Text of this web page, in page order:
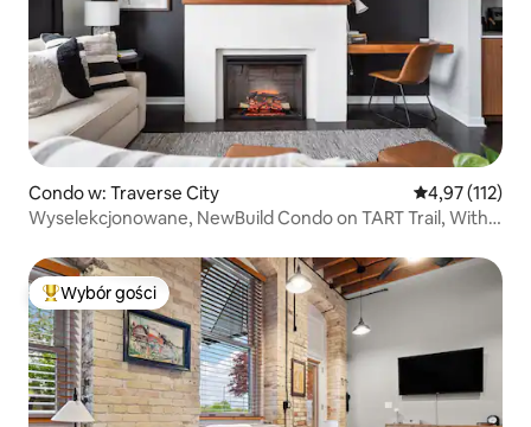
Condo w: Traverse City Średnia
4,97 (112)
Wyselekcjonowane, NewBuild Condo on TART Trail, With
Najpopularniejsze z kategorii Wybór gości
Wybór gości